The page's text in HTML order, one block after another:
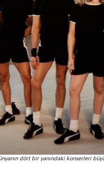
dört bir yanındaki konserleri